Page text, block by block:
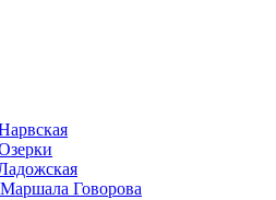
Говорова